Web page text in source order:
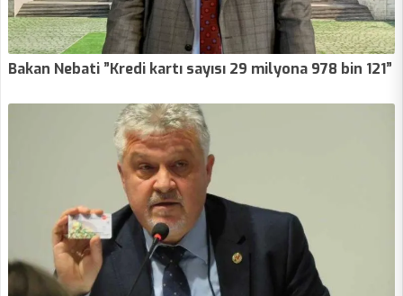
Bakan Nebati ”Kredi kartı sayısı 29 milyona 978 bin 121”